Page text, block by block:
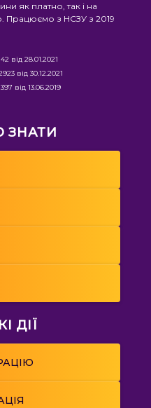
як платно, так і на
Працюємо з НСЗУ з 2019
від 28.01.2021
від 30.12.2021
від 13.06.2019
ЗНАТИ
ДІЇ